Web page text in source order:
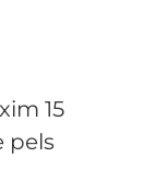
15
pels